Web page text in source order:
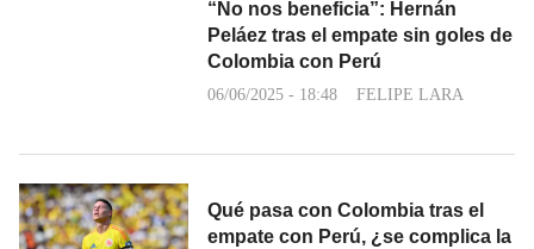
“No nos beneficia”: Hernán
Peláez tras el empate sin goles de
Colombia con Perú
06/06/2025 - 18:48 FELIPE LARA
Qué pasa con Colombia tras el
empate con Perú, ¿se complica la